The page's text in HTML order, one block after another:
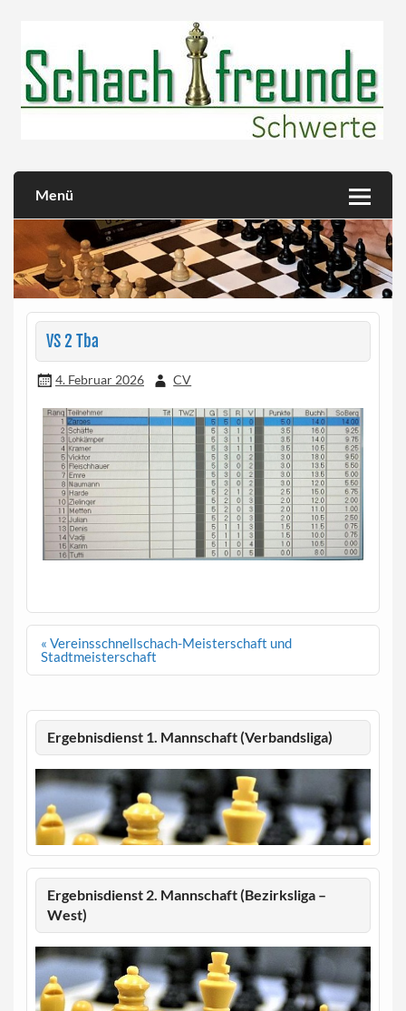
Menü
VS 2 Tba
4. Februar 2026 CV
Beitragsnavigation
« Vereinsschnellschach-Meisterschaft und
Stadtmeisterschaft
Ergebnisdienst 1. Mannschaft (Verbandsliga)
Ergebnisdienst 2. Mannschaft (Bezirksliga –
West)